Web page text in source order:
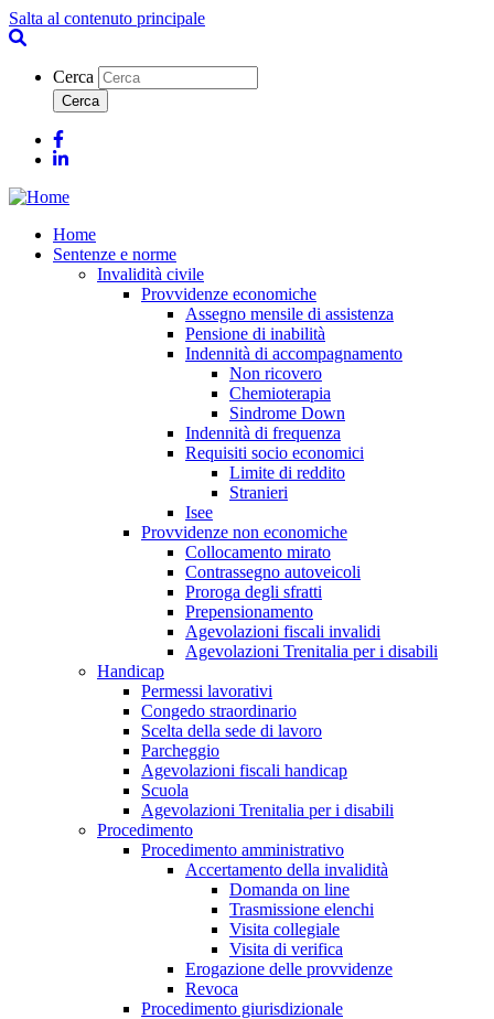
Salta al contenuto principale
Cerca
Facebook
Linkedin
Home
Sentenze e norme
Invalidità civile
Provvidenze economiche
Assegno mensile di assistenza
Pensione di inabilità
Indennità di accompagnamento
Non ricovero
Chemioterapia
Sindrome Down
Indennità di frequenza
Requisiti socio economici
Limite di reddito
Stranieri
Isee
Provvidenze non economiche
Collocamento mirato
Contrassegno autoveicoli
Proroga degli sfratti
Prepensionamento
Agevolazioni fiscali invalidi
Agevolazioni Trenitalia per i disabili
Handicap
Permessi lavorativi
Congedo straordinario
Scelta della sede di lavoro
Parcheggio
Agevolazioni fiscali handicap
Scuola
Agevolazioni Trenitalia per i disabili
Procedimento
Procedimento amministrativo
Accertamento della invalidità
Domanda on line
Trasmissione elenchi
Visita collegiale
Visita di verifica
Erogazione delle provvidenze
Revoca
Procedimento giurisdizionale